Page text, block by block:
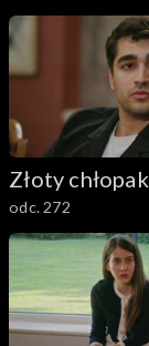
Złoty chłopak
odc. 272